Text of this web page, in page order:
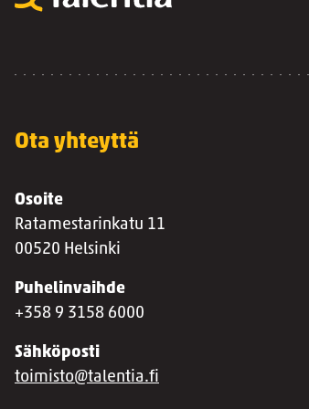
Ota yhteyttä
Osoite
Ratamestarinkatu 11
00520 Helsinki
Puhelinvaihde
+358 9 3158 6000
Sähköposti
toimisto@talentia.fi